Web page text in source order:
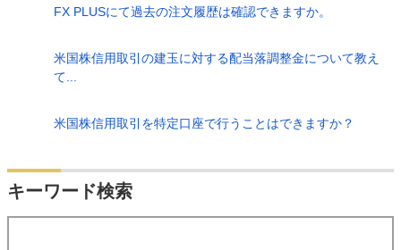
FX PLUSにて過去の注文履歴は確認できますか。
米国株信用取引の建玉に対する配当落調整金について教え
て...
米国株信用取引を特定口座で行うことはできますか？
キーワード検索